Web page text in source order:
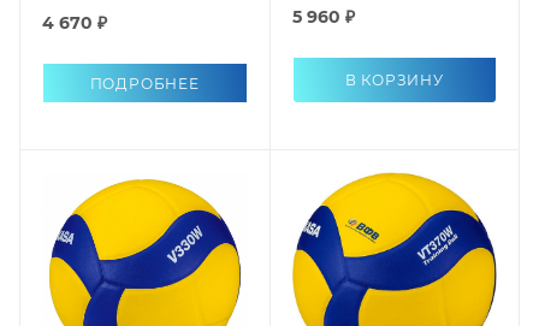
4 670 ₽
ПОДРОБНЕЕ
5 960 ₽
В КОРЗИНУ